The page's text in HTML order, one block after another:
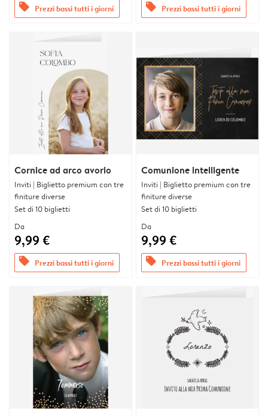
offers Prezzi bassi tutti i giorni offers Prezzi bassi tutti i giorni
Cornice ad arco avorio
Inviti | Biglietto premium con tre
finiture diverse
Set di 10 biglietti
Da
9,99 €
offers Prezzi bassi tutti i giorni
Comunione intelligente
Inviti | Biglietto premium con tre
finiture diverse
Set di 10 biglietti
Da
9,99 €
offers Prezzi bassi tutti i giorni